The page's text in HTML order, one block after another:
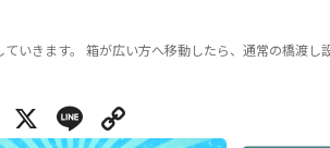
いきます。 箱が広い方へ移動したら、通常の橋渡し
X Line